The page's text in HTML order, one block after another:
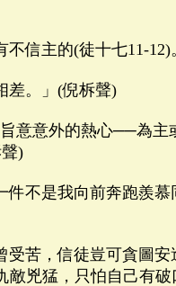
信主的(徒十七11-12)
。」(倪柝聲)
意外的熱心──為主
)
不是我向前奔跑羨慕
苦，信徒豈可貪圖安
敵兇猛，只怕自己有